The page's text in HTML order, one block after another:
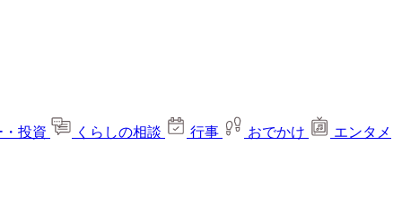
・投資 くらしの相談 行事 おでかけ
エンタメ